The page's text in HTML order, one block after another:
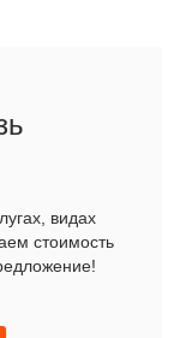
видах
стоимость